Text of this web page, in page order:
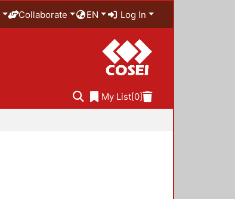
Collaborate EN Log In
My List[0]